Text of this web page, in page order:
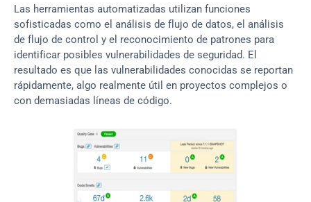
Las herramientas automatizadas utilizan funciones
sofisticadas como el análisis de flujo de datos, el análisis
de flujo de control y el reconocimiento de patrones para
identificar posibles vulnerabilidades de seguridad. El
resultado es que las vulnerabilidades conocidas se reportan
rápidamente, algo realmente útil en proyectos complejos o
con demasiadas líneas de código.